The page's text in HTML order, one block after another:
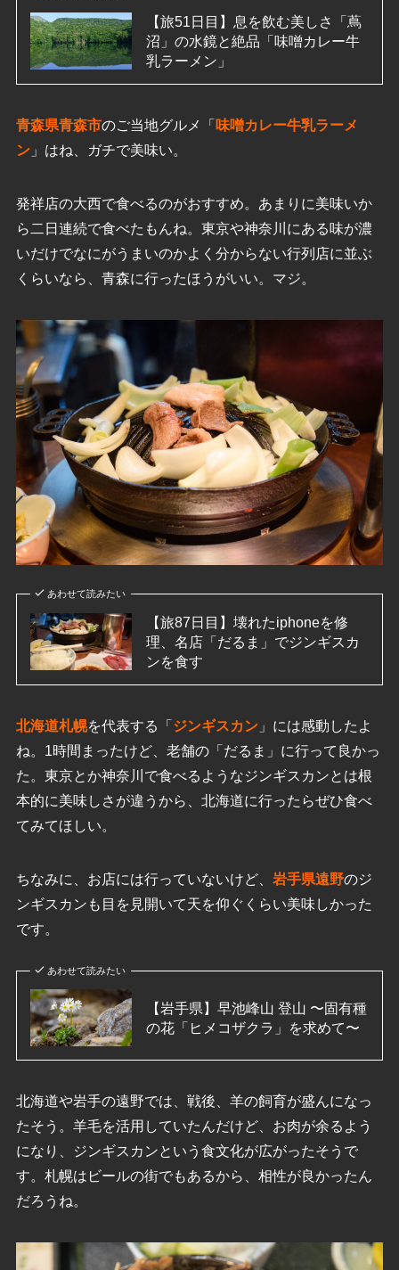
【旅51日目】息を飲む美しさ「蔦
沼」の水鏡と絶品「味噌カレー牛
乳ラーメン」
青森県青森市のご当地グルメ「 味噌カレー牛乳ラーメ
ン」はね、ガチで美味い。
発祥店の大西で食べるのがおすすめ。あまりに美味いか
ら二日連続で食べたもんね。東京や神奈川にある味が濃
いだけでなにがうまいのかよく分からない行列店に並ぶ
くらいなら、青森に行ったほうがいい。マジ。
あわせて読みたい
【旅87日目】壊れたiphoneを修
理、名店「だるま」でジンギスカ
ンを食す
北海道札幌を代表する「 ジンギスカン」には感動したよ
ね。1時間まったけど、老舗の「だるま」に行って良かっ
た。東京とか神奈川で食べるようなジンギスカンとは根
本的に美味しさが違うから、北海道に行ったらぜひ食べ
てみてほしい。
ちなみに、お店には行っていないけど、 岩手県遠野のジ
ンギスカンも目を見開いて天を仰ぐくらい美味しかった
です。
あわせて読みたい
【岩手県】早池峰山 登山 〜固有種
の花「ヒメコザクラ」を求めて〜
北海道や岩手の遠野では、戦後、羊の飼育が盛んになっ
たそう。羊毛を活用していたんだけど、お肉が余るよう
になり、ジンギスカンという食文化が広がったそうで
す。札幌はビールの街でもあるから、相性が良かったん
だろうね。